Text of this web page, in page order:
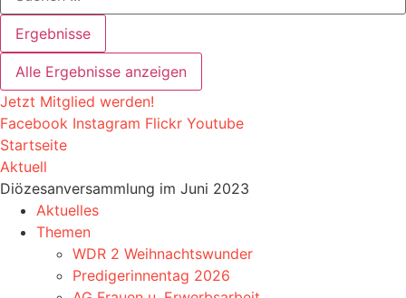
Ergebnisse
Alle Ergebnisse anzeigen
Jetzt Mitglied werden!
Facebook Instagram Flickr Youtube
Startseite
Aktuell
Diözesanversammlung im Juni 2023
Aktuelles
Themen
WDR 2 Weihnachtswunder
Predigerinnentag 2026